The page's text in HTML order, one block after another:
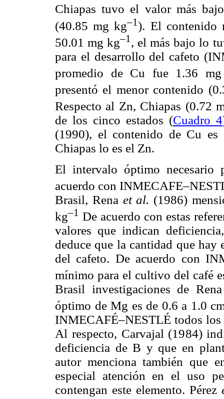
Chiapas tuvo el valor más
(40.85 mg kg–1). El contenido
50.01 mg kg–1 , el más bajo lo
para el desarrollo del cafeto
promedio de Cu fue 1.36
presentó el menor contenido
Respecto al Zn, Chiapas (0.72
de los cinco estados (Cuadro 4
(1990), el contenido de Cu es
Chiapas lo es el Zn.
El intervalo óptimo necesario
acuerdo con
Brasil, Rena et al. (1986)
kg–1 De acuerdo con estas
valores que indican
deduce que la cantidad que
del cafeto. De acuerdo con
mínimo para el cultivo del café
Brasil investigaciones de
óptimo de Mg es de 0.6 a 1.0
INMECAFÉ–NESTLÉ todos los
Al respecto, Carvajal (1984)
deficiencia de B y que en
autor menciona también que
especial atención en el uso
contengan este elemento. Pérez